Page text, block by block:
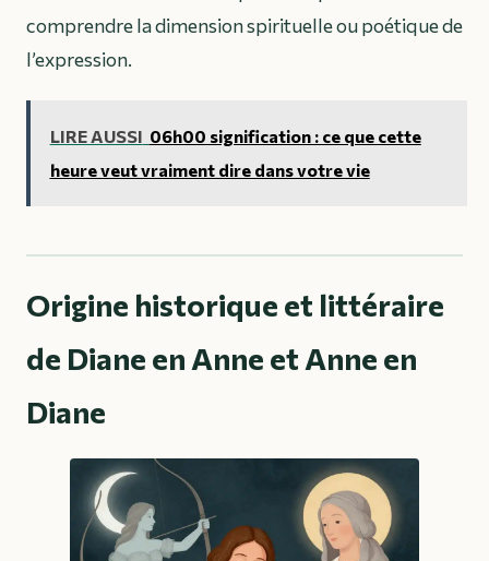
comprendre la dimension spirituelle ou poétique de
l’expression.
LIRE AUSSI 06h00 signification : ce que cette
heure veut vraiment dire dans votre vie
Origine historique et littéraire
de Diane en Anne et Anne en
Diane